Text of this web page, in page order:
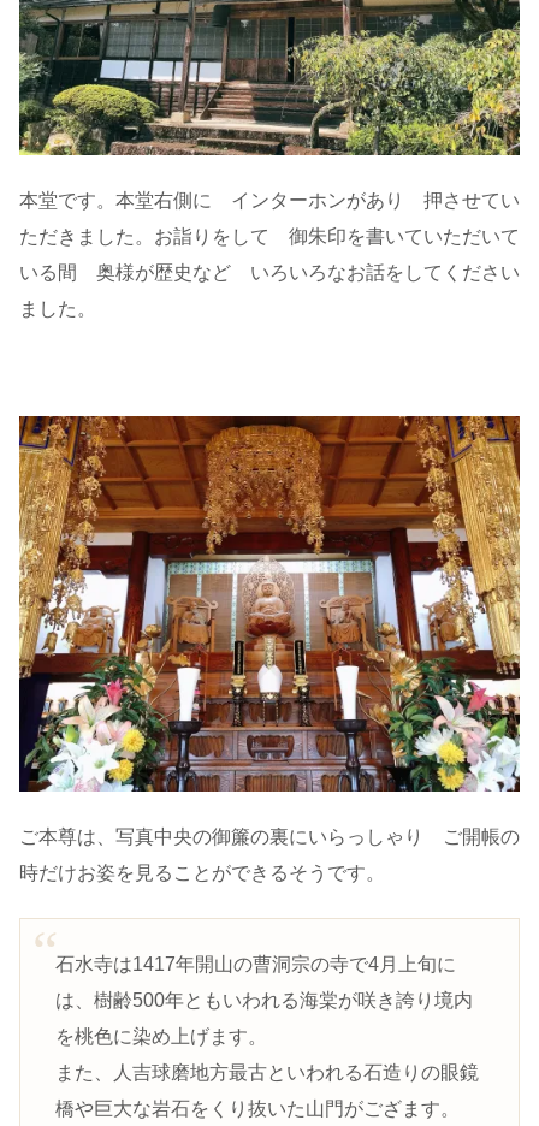
本堂です。本堂右側に インターホンがあり 押させてい
ただきました。お詣りをして 御朱印を書いていただいて
いる間 奥様が歴史など いろいろなお話をしてください
ました。
ご本尊は、写真中央の御簾の裏にいらっしゃり ご開帳の
時だけお姿を見ることができるそうです。
石水寺は1417年開山の曹洞宗の寺で4月上旬に
は、樹齢500年ともいわれる海棠が咲き誇り境内
を桃色に染め上げます。
また、人吉球磨地方最古といわれる石造りの眼鏡
橋や巨大な岩石をくり抜いた山門がござます。